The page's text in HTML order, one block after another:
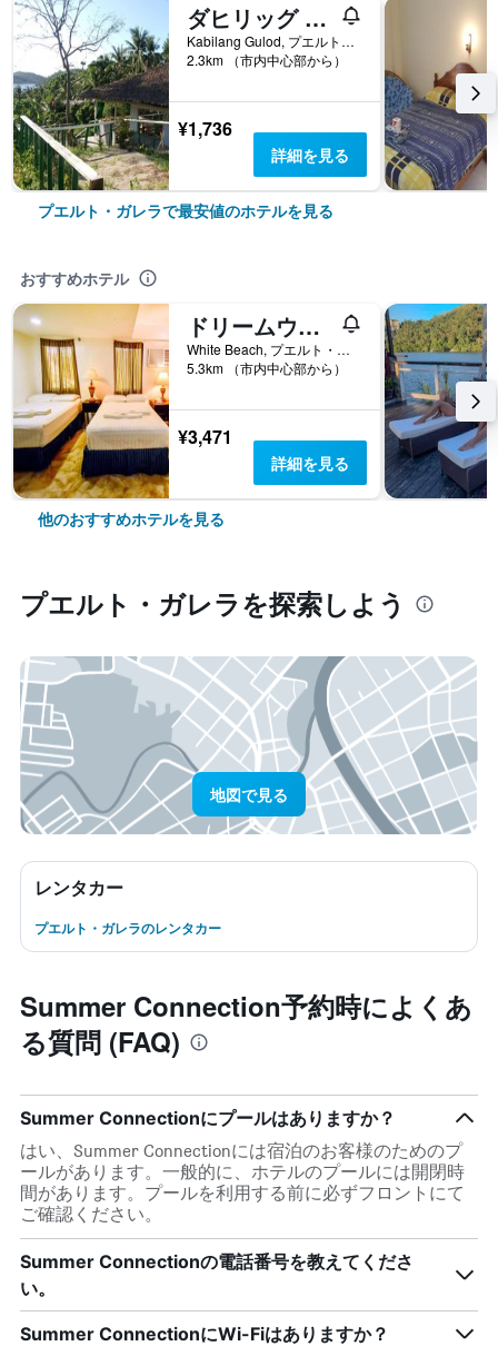
ダヒリッグ リゾート
Kabilang Gulod, プエルト・ガレラ, フィリピン
2.3km （市内中心部から）
¥1,736
詳細を見る
プエルト・ガレラで最安値のホテルを見る
おすすめホテル
ドリームウェイブ ホテル プエルト ガレラ
White Beach, プエルト・ガレラ, フィリピン
5.3km （市内中心部から）
¥3,471
詳細を見る
他のおすすめホテルを見る
プエルト・ガレラ​を探索しよう
地図で見る
レンタカー
プエルト・ガレラのレンタカー
Summer Connection予約時によくあ
る質問 (FAQ)
Summer Connectionにプールはありますか？
はい、Summer Connectionには宿泊のお客様のためのプ
ールがあります。一般的に、ホテルのプールには開閉時
間があります。プールを利用する前に必ずフロントにて
ご確認ください。
Summer Connectionの電話番号を教えてくださ
い。
Summer ConnectionにWi-Fiはありますか？